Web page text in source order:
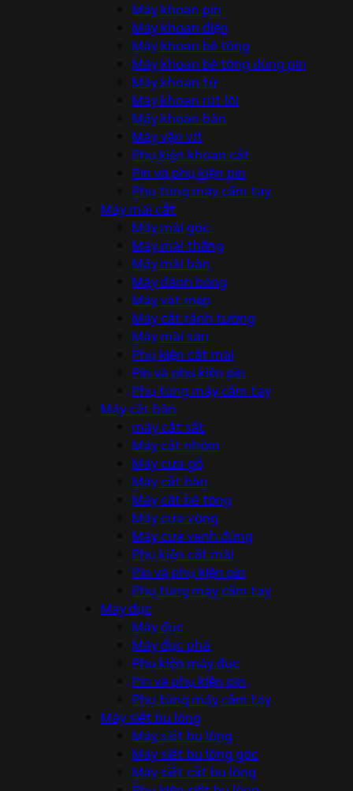
Máy khoan pin
Máy khoan điện
Máy khoan bê tông
Máy khoan bê tông dùng pin
Máy khoan từ
Máy khoan rút lõi
Máy khoan bàn
Máy vặn vít
Phụ kiện khoan cắt
Pin và phụ kiện pin
Phụ tùng máy cầm tay
Máy mài cắt
Máy mài góc
Máy mài thẳng
Máy mài bàn
Máy đánh bóng
Máy vát mép
Máy cắt rãnh tường
Máy mài sàn
Phụ kiện cắt mài
Pin và phụ kiện pin
Phụ tùng máy cầm tay
Máy cắt bàn
máy cắt sắt
Máy cắt nhôm
Máy cưa gỗ
Máy cắt bàn
Máy cắt bê tông
Máy cưa vòng
Máy cưa vanh đứng
Phụ kiện cắt mài
Pin và phụ kiện pin
Phụ tùng máy cầm tay
Máy đục
Máy đục
Máy đục phá
Phụ kiện máy đục
Pin và phụ kiện pin
Phụ tùng máy cầm tay
Máy siết bu lông
Máy siết bu lông
Máy siết bu lông góc
Máy siết cắt bu lông